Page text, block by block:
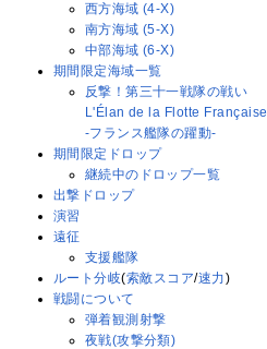
西方海域 (4-X)
南方海域 (5-X)
中部海域 (6-X)
期間限定海域一覧
反撃！第三十一戦隊の戦い
L'Élan de la Flotte Française
-フランス艦隊の躍動-
期間限定ドロップ
継続中のドロップ一覧
出撃ドロップ
演習
遠征
支援艦隊
ルート分岐(索敵スコア/速力)
戦闘について
弾着観測射撃
夜戦(攻撃分類)